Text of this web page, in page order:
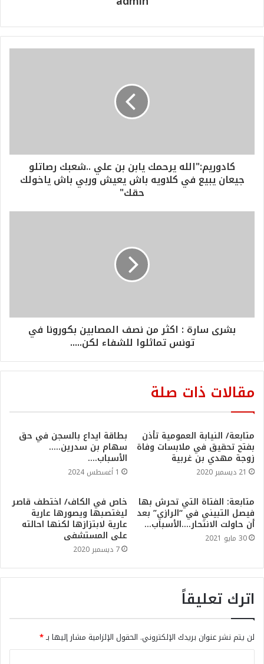
كادوريم:"الله يرحمك يابن بن علي ..شعبك رصاتلو
جيعان يبيع في كلاويه باش يعيش وربي باش ياخولك
حقك"
بشرى سارة : اكثر من نصف المصابين بكورونا في
تونس تماثلوا للشفاء لكن.....
مقالات ذات صلة
متابعة/ النيابة العمومية تأذن
بفتح تحقيق في ملابسات وفاة
زوجة مهدي بن غربية
21 ديسمبر 2020
بطاقة ايداع بالسجن في حق
سهام بن سدرين…..
الأسباب….
1 أغسطس 2024
متابعة: الفتاة التي تحرش بها
فيصل التبيني في “الرازي” بعد
أن حاولت الانتحار….الأسباب…
30 مايو 2021
خاص في الكاف/ اختطف قاصر
ليغتصبها ويصورها عارية
عارية لابتزازها لكنها احالته
على المستشفى
7 ديسمبر 2020
اترك تعليقاً
لن يتم نشر عنوان بريدك الإلكتروني. الحقول الإلزامية مشار إليها بـ*